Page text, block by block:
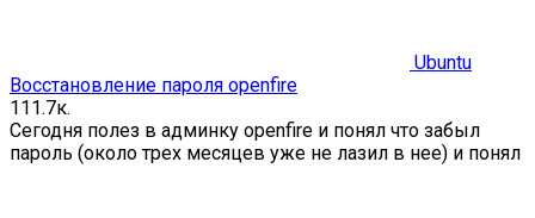
Ubuntu
Восстановление пароля openfire
111.7к.
Сегодня полез в админку openfire и понял что забыл
пароль (около трех месяцев уже не лазил в нее) и понял